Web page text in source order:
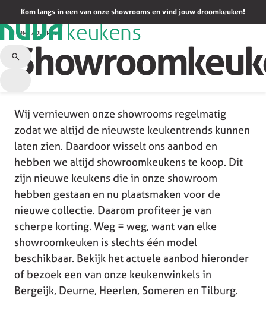
Kom langs in een van onze showrooms en vind jouw droomkeuken!
HOME/ DEURNE
Wij vernieuwen onze showrooms regelmatig
zodat we altijd de nieuwste keukentrends kunnen
laten zien. Daardoor wisselt ons aanbod en
hebben we altijd showroomkeukens te koop. Dit
zijn nieuwe keukens die in onze showroom
hebben gestaan en nu plaatsmaken voor de
nieuwe collectie. Daarom profiteer je van
scherpe korting. Weg = weg, want van elke
showroomkeuken is slechts één model
beschikbaar. Bekijk het actuele aanbod hieronder
of bezoek een van onze keukenwinkelsin
Bergeijk, Deurne, Heerlen, Someren en Tilburg.